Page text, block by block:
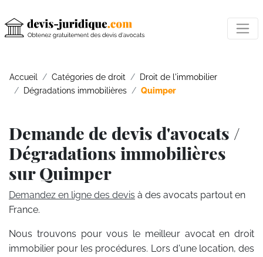
Accueil Catégories de droit
Droit de l'immobilier
Dégradations immobilières
Quimper
Demande de devis d'avocats /
Dégradations immobilières
sur Quimper
Demandez en ligne des devis à des avocats partout en
France.
Nous trouvons pour vous le meilleur avocat en droit
immobilier pour les procédures. Lors d'une location, des